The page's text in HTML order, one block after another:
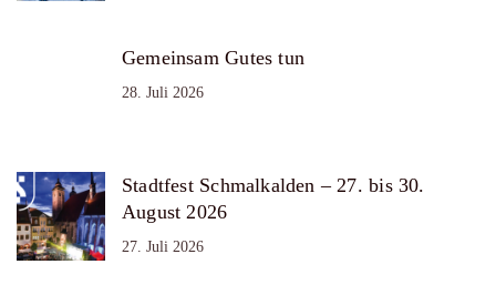
Gemeinsam Gutes tun
28. Juli 2026
Stadtfest Schmalkalden – 27. bis 30.
August 2026
27. Juli 2026